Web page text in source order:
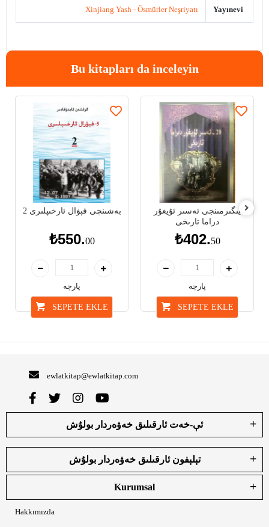
Yayınevi
Xinjiang Yash - Ösmürler Neşriyatı
Bu kitapları da inceleyin
بەشىنچى فېۋال ئارخىپلىرى 2
₺550.00
پارچە
SEPETE EKLE
يىگىرمىنجى ئەسىر ئۇيغۇر
دراما تارىخى
₺402.50
پارچە
SEPETE EKLE
ewlatkitap@ewlatkitap.com
ئې-خەت ئارقىلىق خەۋەردار بولۇش
تېلېفون ئارقىلىق خەۋەردار بولۇش
Kurumsal
Hakkımızda